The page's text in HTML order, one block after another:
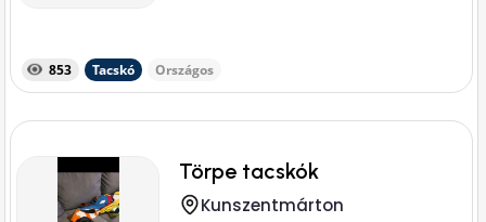
853 Tacskó Országos
Törpe tacskók
Kunszentmárton